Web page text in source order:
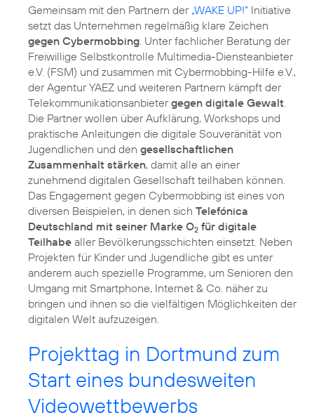
Gemeinsam mit den Partnern der „WAKE UP!“ Initiative
setzt das Unternehmen regelmäßig klare Zeichen
gegen Cybermobbing. Unter fachlicher Beratung der
Freiwillige Selbstkontrolle Multimedia-Diensteanbieter
e.V. (FSM) und zusammen mit Cybermobbing-Hilfe e.V.,
der Agentur YAEZ und weiteren Partnern kämpft der
Telekommunikationsanbietergegen digitale Gewalt.
Die Partner wollen über Aufklärung, Workshops und
praktische Anleitungen die digitale Souveränität von
Jugendlichen und den gesellschaftlichen
Zusammenhalt stärken, damit alle an einer
zunehmend digitalen Gesellschaft teilhaben können.
Das Engagement gegen Cybermobbing ist eines von
diversen Beispielen, in denen sich Telefónica
Deutschland mit seiner Marke O2 für digitale
Teilhabe aller Bevölkerungsschichten einsetzt. Neben
Projekten für Kinder und Jugendliche gibt es unter
anderem auch spezielle Programme, um Senioren den
Umgang mit Smartphone, Internet & Co. näher zu
bringen und ihnen so die vielfältigen Möglichkeiten der
digitalen Welt aufzuzeigen.
Projekttag in Dortmund zum
Start eines bundesweiten
Videowettbewerbs